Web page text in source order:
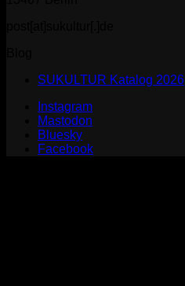
SUKULTUR Katalog 2026
Instagram
Mastodon
Bluesky
Facebook